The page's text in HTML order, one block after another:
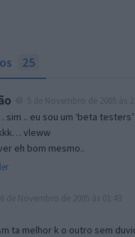
25
sim .. eu sou um ‘beta testers’
vleww
eh bom mesmo..
ta melhor k o outro sem